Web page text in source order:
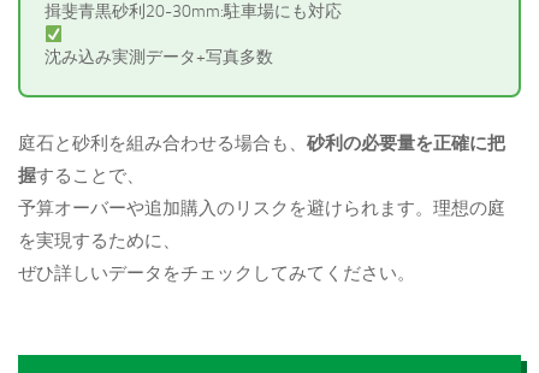
揖斐青黒砂利20-30mm:駐車場にも対応
沈み込み実測データ+写真多数
庭石と砂利を組み合わせる場合も、 砂利の必要量を正確に把
握することで、
予算オーバーや追加購入のリスクを避けられます。理想の庭
を実現するために、
ぜひ詳しいデータをチェックしてみてください。